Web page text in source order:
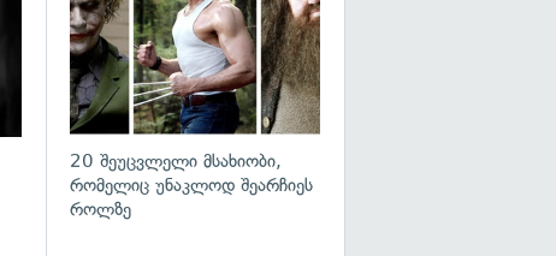
20 შეუცვლელი მსახიობი,
რომელიც უნაკლოდ შეარჩიეს
როლზე